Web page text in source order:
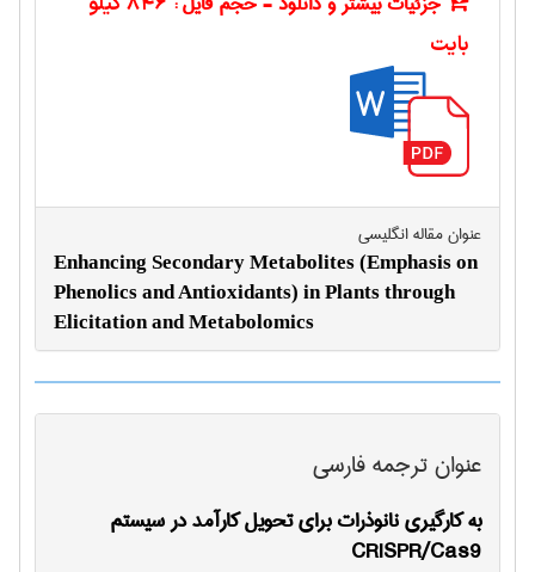
بایت
عنوان مقاله انگليسی
Enhancing Secondary Metabolites (Emphasis on
Phenolics and Antioxidants) in Plants through
Elicitation and Metabolomics
عنوان ترجمه فارسی
به کارگیری نانوذرات برای تحویل کارآمد در سیستم
CRISPR/Cas9